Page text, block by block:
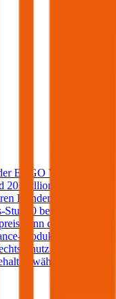
ERGO Versicherung
20 Millionen
Kunden, die sich seit
0 befinden,
kann die Kfz-
Produkt, eine
erweitert
gewählt werden der